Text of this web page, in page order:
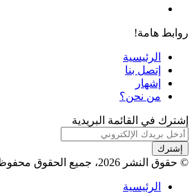
روابط هامة!
الرئيسية
إتصل بنا
إشهار
من نحن؟
إشترك في القائمة البريدية
أدخل
بريدك
الإلكتروني
© حقوق النشر 2026، جميع الحقوق محفوظة |
الرئيسية